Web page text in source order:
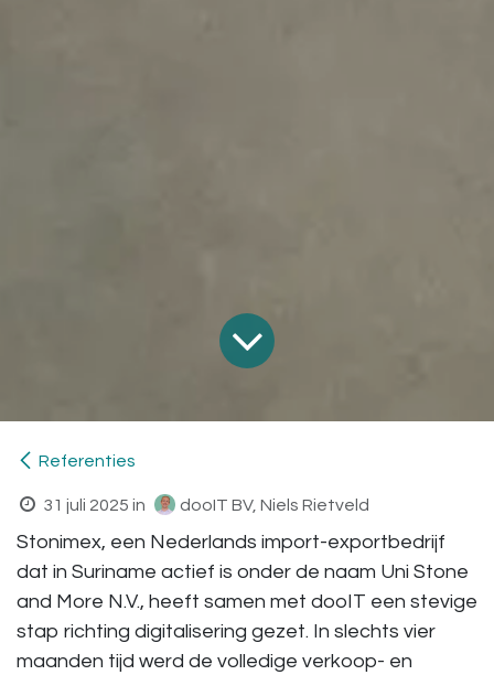
Referenties
31 juli 2025 in dooIT BV, Niels Rietveld
Stonimex, een Nederlands import-exportbedrijf
dat in Suriname actief is onder de naam Uni Stone
and More N.V., heeft samen met dooIT een stevige
stap richting digitalisering gezet. In slechts vier
maanden tijd werd de volledige verkoop- en